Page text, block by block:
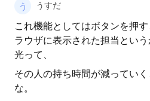
うすだ
これ機能としてはボタンを押
ラウザに表示された担当とい
光って、
その人の持ち時間が減ってい
な。